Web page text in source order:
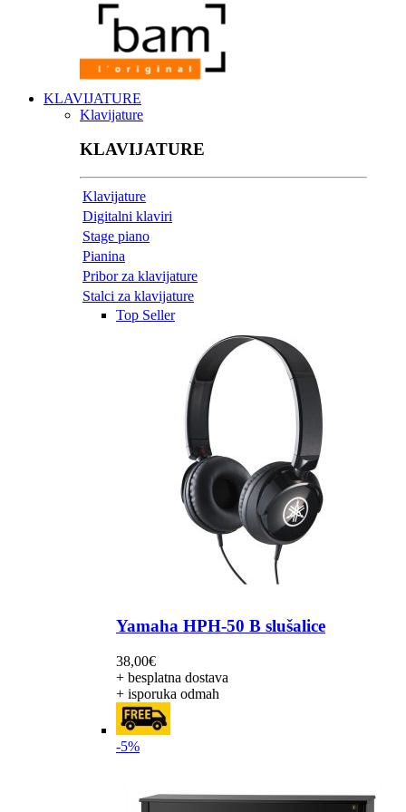
KLAVIJATURE
Klavijature
KLAVIJATURE
Klavijature
Digitalni klaviri
Stage piano
Pianina
Pribor za klavijature
Stalci za klavijature
Top Seller
Yamaha HPH-50 B slušalice
38,00€
+ besplatna dostava
+ isporuka odmah
-5%